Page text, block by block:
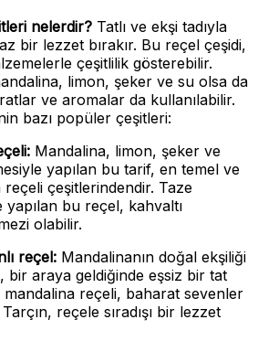
nelerdir? Tatlı ve ekşi tadıyla
bir lezzet bırakır. Bu reçel çeşidi,
çeşitlilik gösterebilir.
limon, şeker ve su olsa da
ve aromalar da kullanılabilir.
bazı popüler çeşitleri:
Mandalina, limon, şeker ve
yapılan bu tarif, en temel ve
çeşitlerindendir. Taze
yapılan bu reçel, kahvaltı
olabilir.
reçel: Mandalinanın doğal ekşiliği
bir araya geldiğinde eşsiz bir tat
mandalina reçeli, baharat sevenler
reçele sıradışı bir lezzet